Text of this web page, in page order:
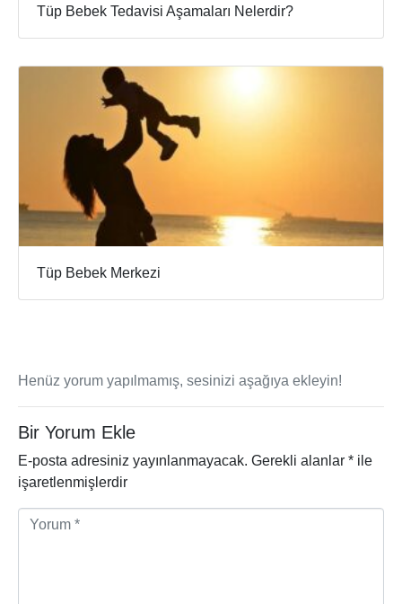
Tüp Bebek Tedavisi Aşamaları Nelerdir?
Tüp Bebek Merkezi
Henüz yorum yapılmamış, sesinizi aşağıya ekleyin!
Bir Yorum Ekle
E-posta adresiniz yayınlanmayacak. Gerekli alanlar * ile
işaretlenmişlerdir